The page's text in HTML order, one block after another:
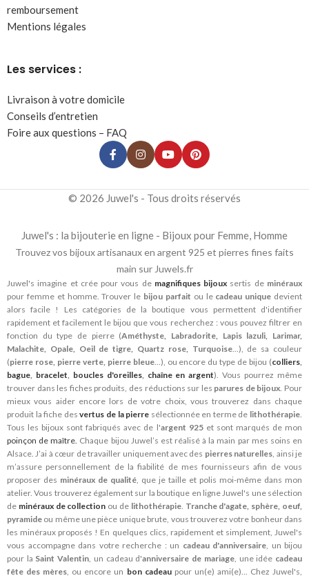
remboursement
Mentions légales
Les services :
Livraison à votre domicile
Conseils d’entretien
Foire aux questions – FAQ
© 2026 Juwel's - Tous droits réservés
Juwel's : la bijouterie en ligne - Bijoux pour Femme, Homme
Trouvez vos bijoux artisanaux en argent 925 et pierres fines faits
main sur Juwels.fr
Juwel's imagine et crée pour vous de magnifiques bijoux sertis de minéraux
pour femme et homme. Trouver le bijou parfait ou le cadeau unique devient
alors facile ! Les catégories de la boutique vous permettent d'identifier
rapidement et facilement le bijou que vous recherchez : vous pouvez filtrer en
fonction du type de pierre (Améthyste, Labradorite, Lapis lazuli, Larimar,
Malachite, Opale, Oeil de tigre, Quartz rose, Turquoise...), de sa couleur
(pierre rose, pierre verte, pierre bleue...), ou encore du type de bijou (colliers,
bague, bracelet, boucles d'oreilles, chaîne en argent). Vous pourrez même
trouver dans les fiches produits, des réductions sur les parures de bijoux. Pour
mieux vous aider encore lors de votre choix, vous trouverez dans chaque
produit la fiche desvertus de la pierre sélectionnée en terme de lithothérapie.
Tous les bijoux sont fabriqués avec de l'argent 925et sont marqués de mon
poinçon de maître. Chaque bijou Juwel’s est réalisé à la main par mes soins en
Alsace. J’ai à cœur de travailler uniquement avec des pierres naturelles, ainsi je
m’assure personnellement de la fiabilité de mes fournisseurs afin de vous
proposer des minéraux de qualité, que je taille et polis moi-même dans mon
atelier. Vous trouverez également sur la boutique en ligne Juwel's une sélection
de minéraux de collection ou de lithothérapie. Tranche d'agate, sphère, oeuf,
pyramide ou même une pièce unique brute, vous trouverez votre bonheur dans
les minéraux proposés ! En quelques clics, rapidement et simplement, Juwel's
vous accompagne dans votre recherche : un cadeau d'anniversaire, un bijou
pour la Saint Valentin, un cadeau d'anniversaire de mariage, une idée cadeau
fête des mères, ou encore un bon cadeaupour un(e) ami(e)... Chez Juwel's,